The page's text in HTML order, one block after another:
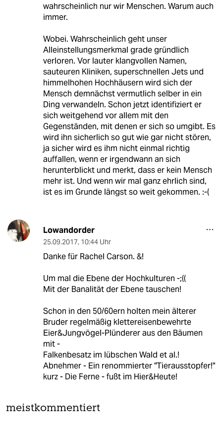
wahrscheinlich nur wir Menschen. Warum auch
immer.
Wobei. Wahrscheinlich geht unser
Alleinstellungsmerkmal grade gründlich
verloren. Vor lauter klangvollen Namen,
sauteuren Kliniken, superschnellen Jets und
himmelhohen Hochhäusern wird sich der
Mensch demnächst vermutlich selber in ein
Ding verwandeln. Schon jetzt identifiziert er
sich weitgehend vor allem mit den
Gegenständen, mit denen er sich so umgibt. Es
wird ihn sicherlich so gut wie gar nicht stören,
ja sicher wird es ihm nicht einmal richtig
auffallen, wenn er irgendwann an sich
herunterblickt und merkt, dass er kein Mensch
mehr ist. Und wenn wir mal ganz ehrlich sind,
ist es im Grunde längst so weit gekommen. :-(
Lowandorder
25.09.2017, 10:44 Uhr
Danke für Rachel Carson. &!
Um mal die Ebene der Hochkulturen -;((
Mit der Banalität der Ebene tauschen!
Schon in den 50/60ern holten mein älterer
Bruder regelmäßig klettereisenbewehrte
Eier&Jungvögel-Plünderer aus den Bäumen
mit -
Falkenbesatz im lübschen Wald et al.!
Abnehmer - Ein renommierter "Tierausstopfer!"
kurz - Die Ferne - fußt im Hier&Heute!
meistkommentiert